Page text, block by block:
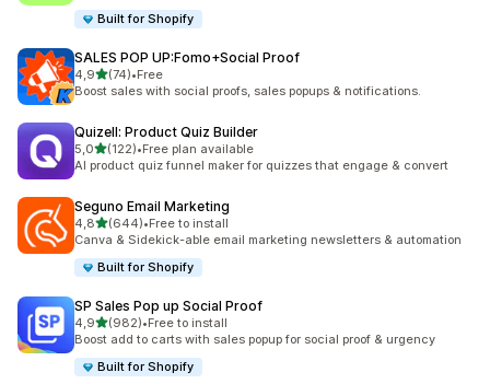
Built for Shopify
SALES POP UP:Fomo+Social Proof
4,9z 5 hvězd
(74)
Celkový počet recenzí: 74
•Free
Boost sales with social proofs, sales popups & notifications.
Quizell: Product Quiz Builder
5,0z 5 hvězd
(122)
Celkový počet recenzí: 122
•Free plan available
AI product quiz funnel maker for quizzes that engage & convert
Seguno Email Marketing
4,8z 5 hvězd
(644)
Celkový počet recenzí: 644
•Free to install
Canva & Sidekick-able email marketing newsletters & automation
Built for Shopify
SP Sales Pop up Social Proof
4,9z 5 hvězd
(982)
Celkový počet recenzí: 982
•Free to install
Boost add to carts with sales popup for social proof & urgency
Built for Shopify